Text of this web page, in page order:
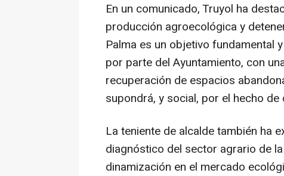
En un comunicado, Truyol ha
producción agroecológica y
Palma es un objetivo fundamental
por parte del Ayuntamiento, con
recuperación de espacios
supondrá, y social, por el hecho
La teniente de alcalde también ha
diagnóstico del sector agrario de
dinamización en el mercado